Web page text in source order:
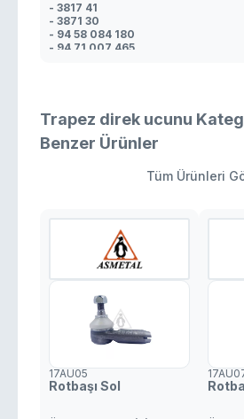
- 3817 41
- 3871 30
- 94 58 084 180
- 94 71 007 465
Trapez direk ucunu
Benzer Ürünler
Tüm Ürünleri
17AU05
Rotbaşı Sol